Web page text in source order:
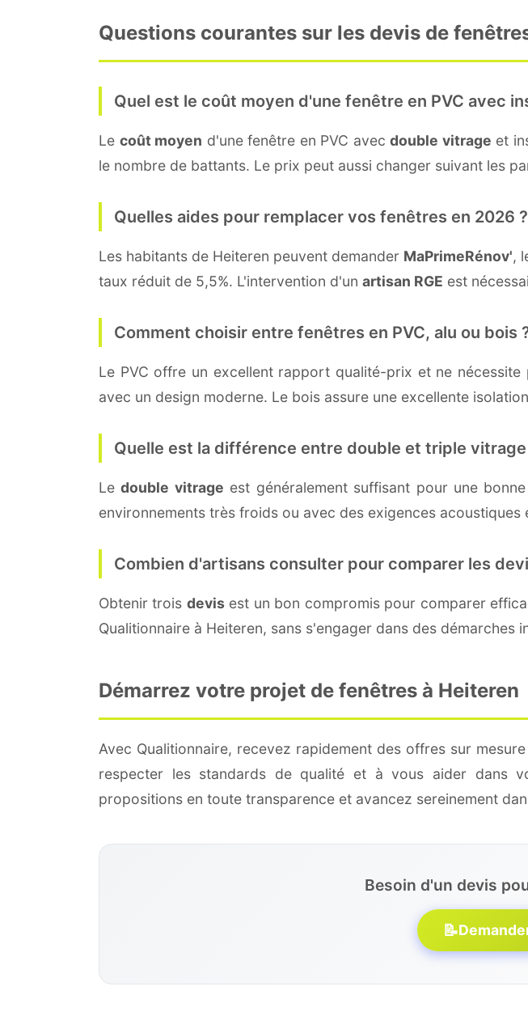
Questions courantes sur les devis de
Quel est le coût moyen d'une fenêtre en PVC avec
Le coût moyen d'une fenêtre en PVC avecdouble vitrage et
le nombre de battants. Le prix peut aussi changer suivant les
Quelles aides pour remplacer vos fenêtres en 2026 ?
Les habitants de Heiteren peuvent demander MaPrimeRénov',
taux réduit de 5,5%. L'intervention d'un artisan RGE est
Comment choisir entre fenêtres en PVC, alu ou bois
Le PVC offre un excellent rapport qualité-prix et ne
avec un design moderne. Le bois assure une excellente
Quelle est la différence entre double et triple vitrage
Ledouble vitrage est généralement suffisant pour une bonne
environnements très froids ou avec des exigences
Combien d'artisans consulter pour comparer les
Obtenir trois devisest un bon compromis pour comparer
Qualitionnaire à Heiteren, sans s'engager dans des démarches
Démarrez votre projet de fenêtres à Heiteren
Avec Qualitionnaire, recevez rapidement des offres sur
respecter les standards de qualité et à vous aider dans
propositions en toute transparence et avancez sereinement
Besoin d'un devis
📝